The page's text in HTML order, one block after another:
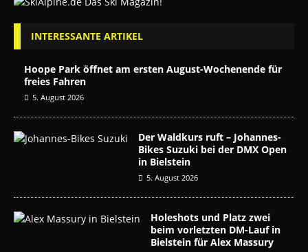
INTERESSANTE ARTIKEL
Hoope Park öffnet am ersten August-Wochenende für
freies Fahren
5. August 2026
Der Waldkurs ruft – Johannes-
Bikes Suzuki bei der DMX Open
in Bielstein
5. August 2026
Holeshots und Platz zwei
beim vorletzten DM-Lauf in
Bielstein für Alex Massury